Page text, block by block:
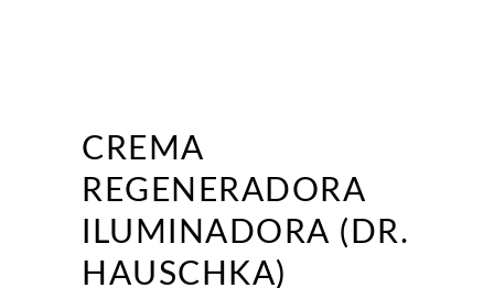
CREMA
REGENERADORA
ILUMINADORA (DR.
HAUSCHKA)